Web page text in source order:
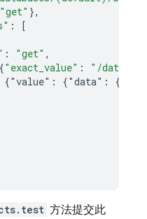
"get" },
:
[
: "get" ,
{"exact_value" :
"/
{"value": {"data":
方法提交此